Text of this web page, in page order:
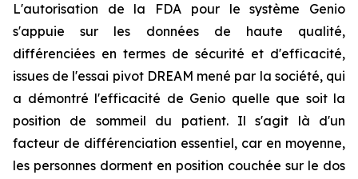
L'autorisation de la FDA pour le système Genio
s'appuie sur les données de haute qualité,
différenciées en termes de sécurité et d'efficacité,
issues de l'essai pivot DREAM mené par la société, qui
a démontré l'efficacité de Genio quelle que soit la
position de sommeil du patient. Il s'agit là d'un
facteur de différenciation essentiel, car en moyenne,
les personnes dorment en position couchée sur le dos